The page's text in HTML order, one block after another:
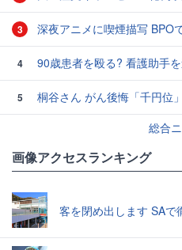
3 深夜アニメに喫煙描写 BPO
4 90歳患者を殴る? 看護助手
5
桐谷さん がん後悔「千円位
総合
画像アクセスランキング
客を閉め出します SAで